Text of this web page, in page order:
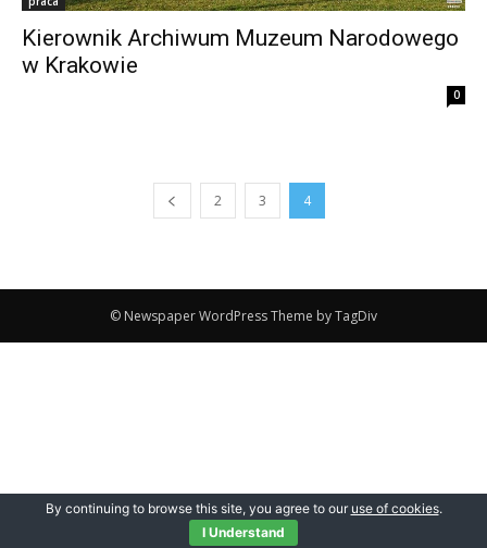
Kierownik Archiwum Muzeum Narodowego
w Krakowie
0
2 3 4
© Newspaper WordPress Theme by TagDiv
By continuing to browse this site, you agree to our use of cookies.
I Understand